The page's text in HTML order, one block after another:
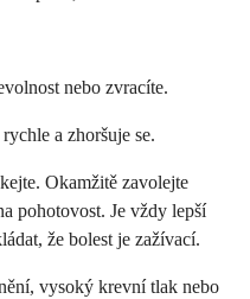
nebo zvracíte.
a zhoršuje se.
Okamžitě zavolejte
pohotovost. Je vždy lepší
že bolest je zažívací.
vysoký krevní tlak nebo